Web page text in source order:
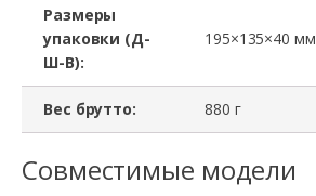
Размеры
упаковки (Д-
Ш-В):
195×135×40 мм
Вес брутто: 880 г
Совместимые модели